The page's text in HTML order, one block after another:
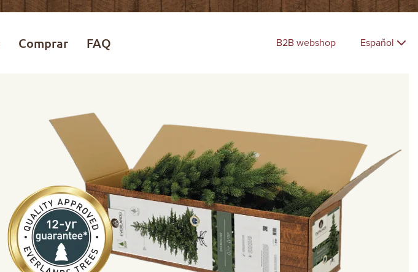
Comprar FAQ B2B webshop Español